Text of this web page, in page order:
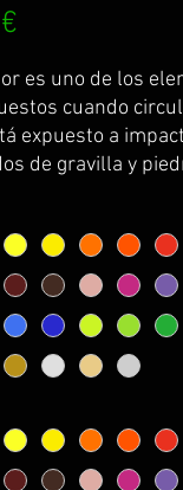
es uno de los
cuando
expuesto a
de gravilla y
protegerlo!.
una de nuestros
el look,
tu moto y ¡te
que tu moto no